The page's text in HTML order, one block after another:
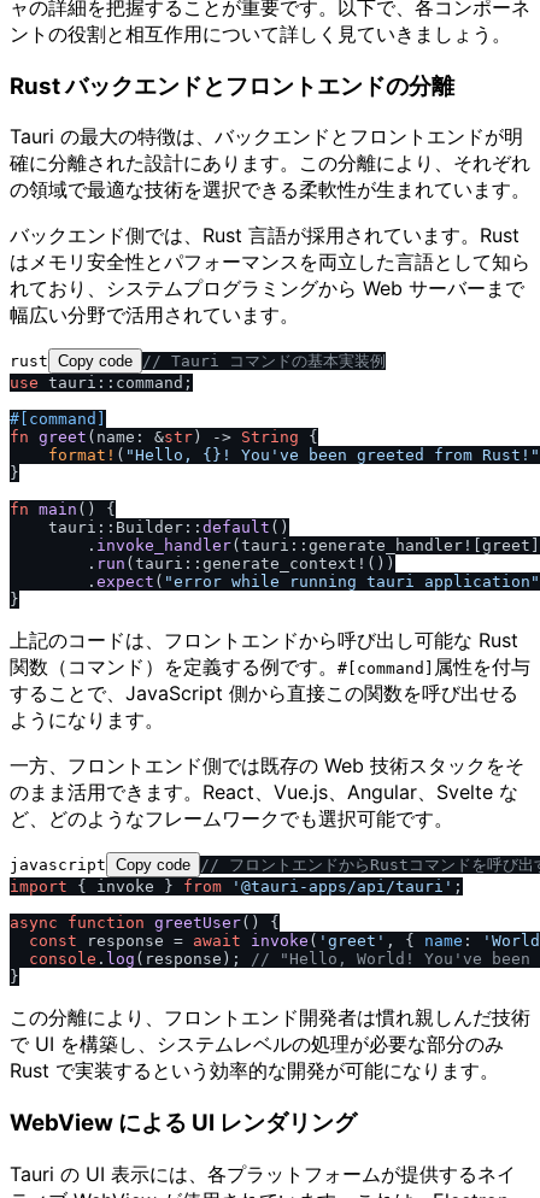
ャの詳細を把握することが重要です。以下で、各コンポーネ
ントの役割と相互作用について詳しく見ていきましょう。
Rust バックエンドとフロントエンドの分離
Tauri の最大の特徴は、バックエンドとフロントエンドが明
確に分離された設計にあります。この分離により、それぞれ
の領域で最適な技術を選択できる柔軟性が生まれています。
バックエンド側では、Rust 言語が採用されています。Rust
はメモリ安全性とパフォーマンスを両立した言語として知ら
れており、システムプログラミングから Web サーバーまで
幅広い分野で活用されています。
rust Copy code // Tauri コマンドの基本実装例
use tauri::command;
#[command]
fn greet (name: &str ) -> String {
format! ( "Hello, {}! You've been greeted from Rust!"
}
fn main () {
    tauri::Builder::
default ()
        .
invoke_handler
        .
run (tauri::generate_context!())
        .
expect ( "error while running tauri application"
上記のコードは、フロントエンドから呼び出し可能な Rust
関数（コマンド）を定義する例です。
#[command]
属性を付与
することで、JavaScript 側から直接この関数を呼び出せる
ようになります。
一方、フロントエンド側では既存の Web 技術スタックをそ
のまま活用できます。React、Vue.js、Angular、Svelte な
ど、どのようなフレームワークでも選択可能です。
javascript Copy code // フロントエンドからRustコマンドを呼び出
import { invoke } from '@tauri-apps/api/tauri' ;
async
function greetUser( ) {
const response = await invoke ( 'greet' , { name :
console . log (response); // "Hello, World! You've
この分離により、フロントエンド開発者は慣れ親しんだ技術
で UI を構築し、システムレベルの処理が必要な部分のみ
Rust で実装するという効率的な開発が可能になります。
WebView による UI レンダリング
Tauri の UI 表示には、各プラットフォームが提供するネイ